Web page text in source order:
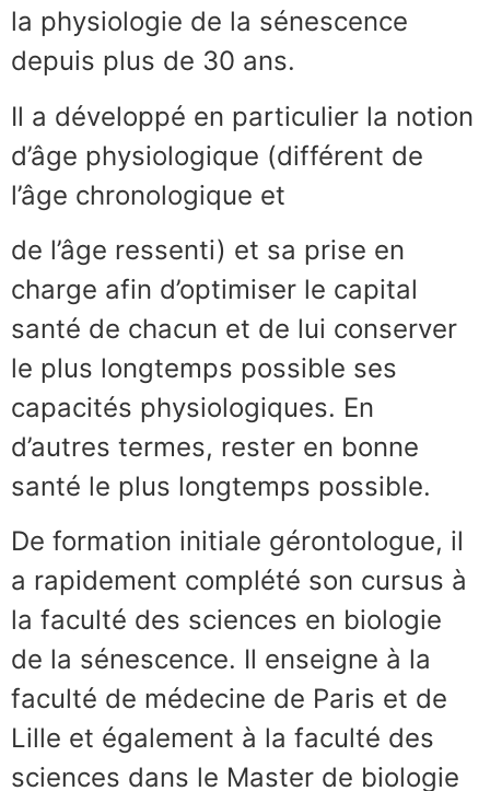
la physiologie de la sénescence
depuis plus de 30 ans.
Il a développé en particulier la notion
d’âge physiologique (différent de
l’âge chronologique et
de l’âge ressenti) et sa prise en
charge afin d’optimiser le capital
santé de chacun et de lui conserver
le plus longtemps possible ses
capacités physiologiques. En
d’autres termes, rester en bonne
santé le plus longtemps possible.
De formation initiale gérontologue, il
a rapidement complété son cursus à
la faculté des sciences en biologie
de la sénescence. Il enseigne à la
faculté de médecine de Paris et de
Lille et également à la faculté des
sciences dans le Master de biologie